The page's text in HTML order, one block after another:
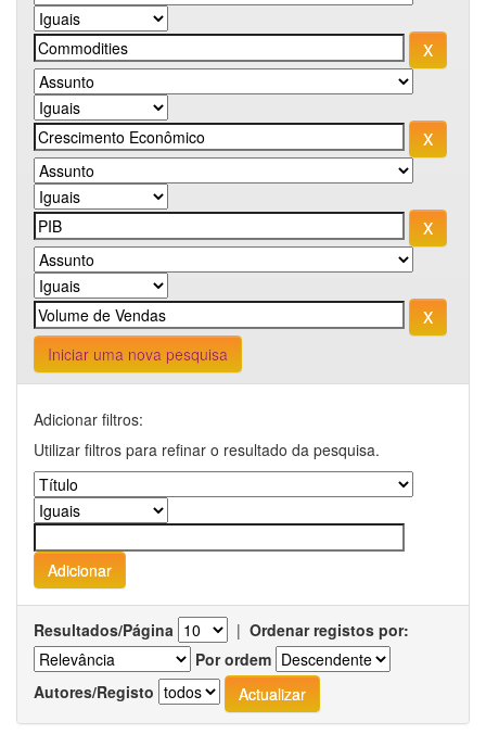
Iniciar uma nova pesquisa
Adicionar filtros:
Utilizar filtros para refinar o resultado da pesquisa.
Resultados/Página | Ordenar registos por:
Por ordem
Autores/Registo